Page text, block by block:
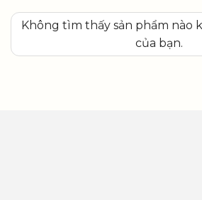
Không tìm thấy sản phẩm nào
của bạn.